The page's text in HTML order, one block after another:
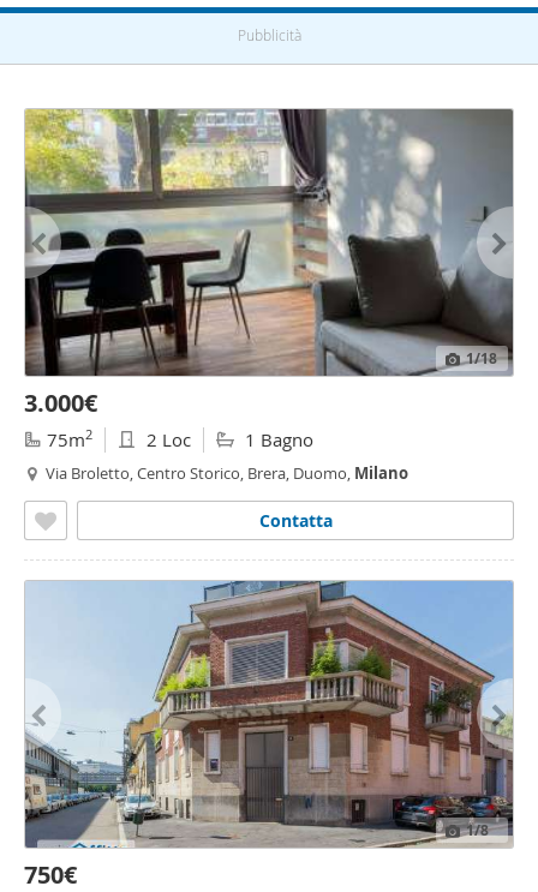
Pubblicità
1/18
3.000€
75m2 2 Loc 1 Bagno
Via Broletto, Centro Storico, Brera, Duomo, Milano
Contatta
1/8
750€